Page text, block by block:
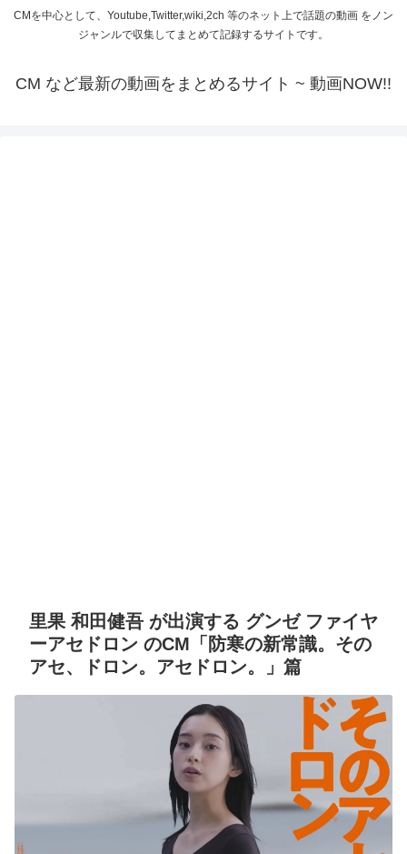
CMを中心として、Youtube,Twitter,wiki,2ch 等のネット上で話題の動画 をノン
ジャンルで収集してまとめて記録するサイトです。
CM など最新の動画をまとめるサイト ~ 動画NOW!!
里果 和田健吾 が出演する グンゼ ファイヤ
ーアセドロン のCM「防寒の新常識。その
アセ、ドロン。アセドロン。」篇